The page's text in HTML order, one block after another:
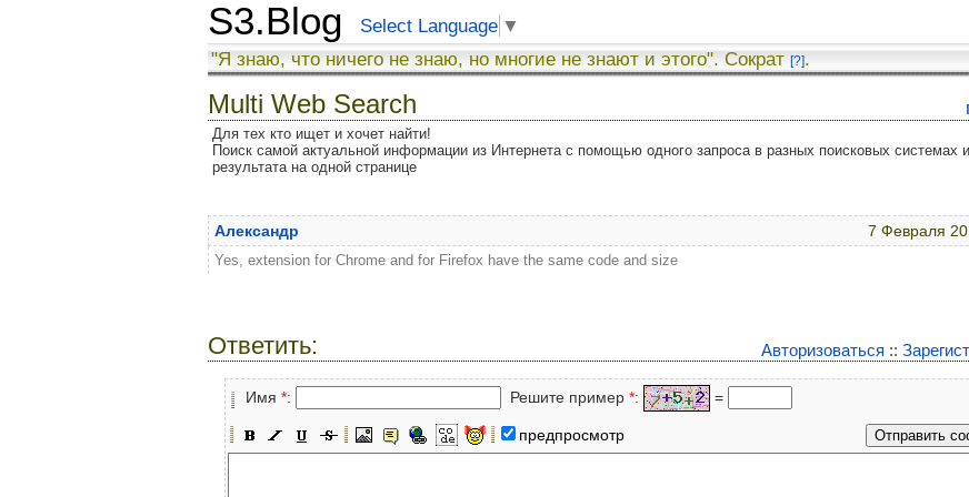
S3.Blog Select Language ▼
"Я знаю, что ничего не знаю, но многие не знают и этого". Сократ [?].
Multi Web Search
Для тех кто ищет и хочет найти!
Поиск самой актуальной информации из Интернета с помощью одного запроса в разных поисковых системах
результата на одной странице
7 Февраля
Александр
Yes, extension for Chrome and for Firefox have the same code and size
Авторизоваться ::
Ответить:
Имя *: Решите пример *: =
предпросмотр